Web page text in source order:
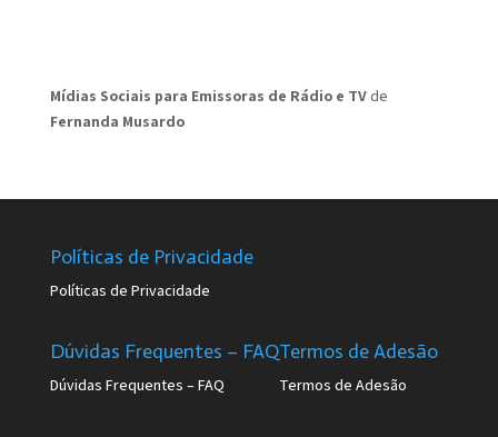
Mídias Sociais para Emissoras de Rádio e TVde
Fernanda Musardo
Políticas de Privacidade
Políticas de Privacidade
Dúvidas Frequentes – FAQ
Dúvidas Frequentes – FAQ
Termos de Adesão
Termos de Adesão